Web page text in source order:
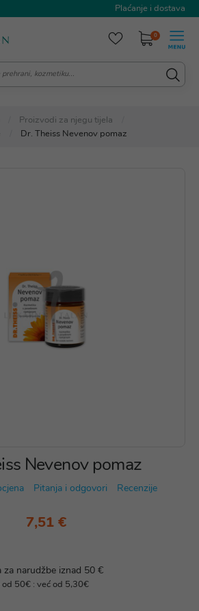
Plaćanje i dostava
0
Proizvodi za njegu tijela
Dr. Theiss Nevenov pomaz
Nevenov pomaz
Pitanja i odgovori Recenzije
7,51 €
za narudžbe iznad 50 €
50€ : već od 5,30€